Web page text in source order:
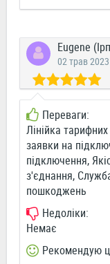
Eugene
02 трав
Переваги:
Лінійка
заявки на
підключення,
з'єднання,
пошкоджень
Недоліки:
Немає
Рекомендую